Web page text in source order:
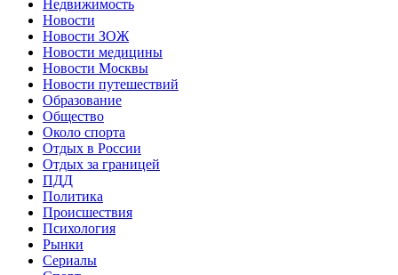
Недвижимость
Новости
Новости ЗОЖ
Новости медицины
Новости Москвы
Новости путешествий
Образование
Общество
Около спорта
Отдых в России
Отдых за границей
ПДД
Политика
Происшествия
Психология
Рынки
Сериалы